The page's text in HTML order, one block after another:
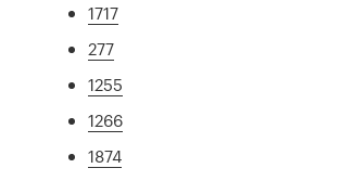
1717
277
1255
1266
1874